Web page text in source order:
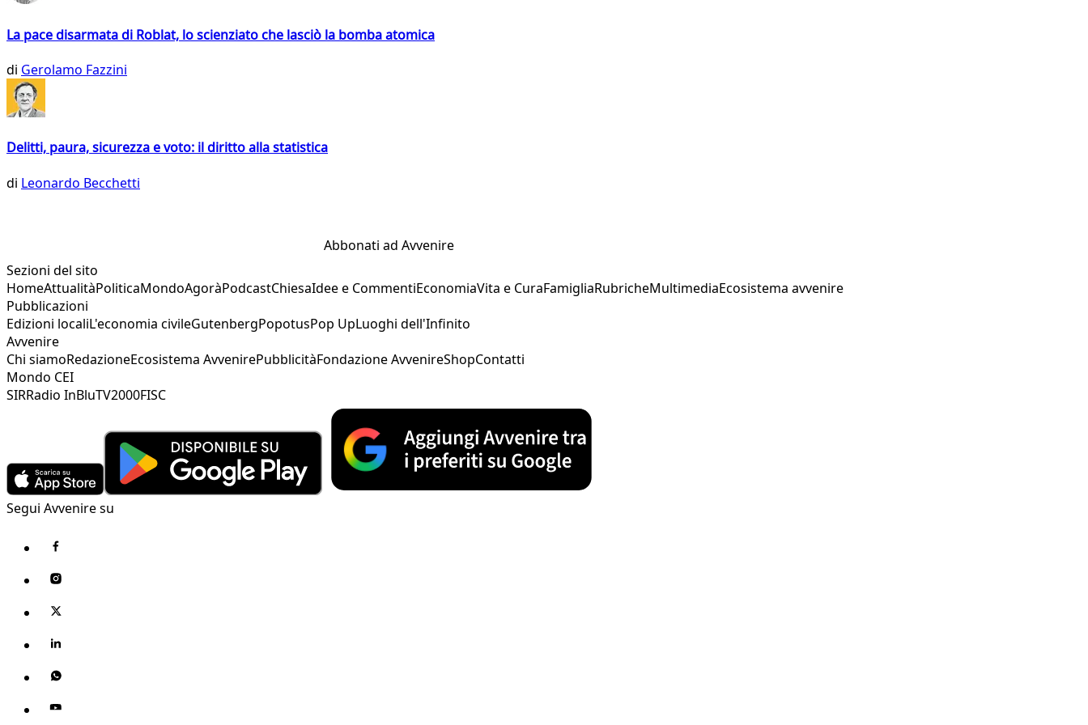
La pace disarmata di Roblat, lo scienziato che lasciò la bomba atomica
di Gerolamo Fazzini
Delitti, paura, sicurezza e voto: il diritto alla statistica
di Leonardo Becchetti
Abbonati ad Avvenire
Sezioni del sito
HomeAttualitàPoliticaMondoAgoràPodcastChiesaIdee e CommentiEconomiaVita e CuraFamigliaRubricheMultimediaEcosistema avvenire
Pubblicazioni
Edizioni localiL'economia civileGutenbergPopotusPop UpLuoghi dell'Infinito
Avvenire
Chi siamoRedazioneEcosistema AvvenirePubblicitàFondazione AvvenireShopContatti
Mondo CEI
SIRRadio InBluTV2000FISC
Segui Avvenire su